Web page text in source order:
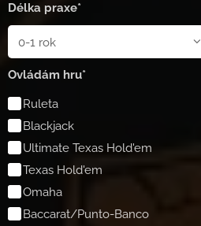
Délka praxe*
Ovládám hru*
Ruleta
Blackjack
Ultimate Texas Hold'em
Texas Hold'em
Omaha
Baccarat/Punto-Banco